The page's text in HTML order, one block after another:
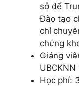
sở để
Đào tạo
chỉ
chứng
Giảng
Học phí: